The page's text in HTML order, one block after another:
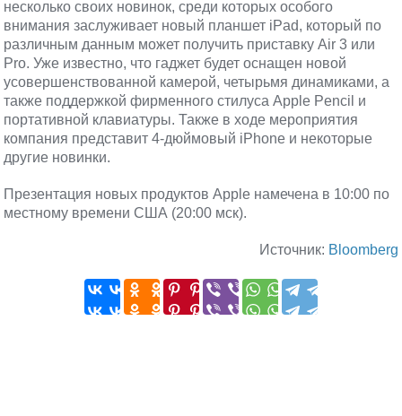
несколько своих новинок, среди которых особого
внимания заслуживает новый планшет iPad, который по
различным данным может получить приставку Air 3 или
Pro. Уже известно, что гаджет будет оснащен новой
усовершенствованной камерой, четырьмя динамиками, а
также поддержкой фирменного стилуса Apple Pencil и
портативной клавиатуры. Также в ходе мероприятия
компания представит 4-дюймовый iPhone и некоторые
другие новинки.
Презентация новых продуктов Apple намечена в 10:00 по
местному времени США (20:00 мск).
Источник: Bloomberg